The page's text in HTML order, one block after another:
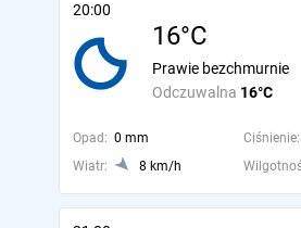
20:00
16°C
Odczuwalna 16°C
Prawie bezchmurnie
Opad: 0 mm Ciśnienie:
Wiatr:
8 km/h